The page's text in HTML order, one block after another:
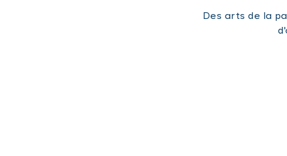
Des arts de la